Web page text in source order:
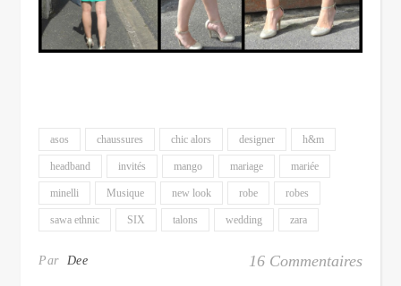
asos chaussures chic alors designer h&m
headband invités mango mariage mariée
minelli Musique new look robe robes
sawa ethnic SIX talons wedding zara
Par Dee 16 Commentaires